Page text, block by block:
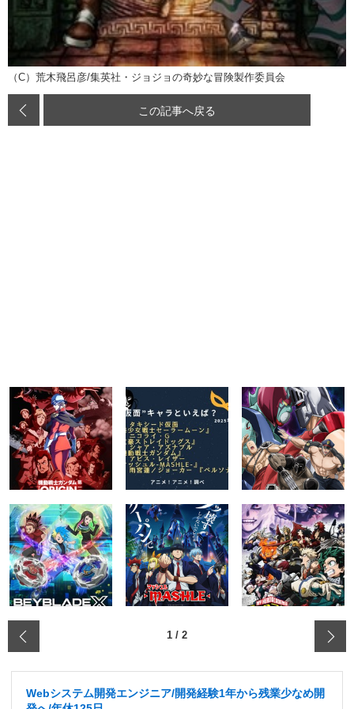
（C）荒木飛呂彦/集英社・ジョジョの奇妙な冒険製作委員会
この記事へ戻る
1 / 2
Webシステム開発エンジニア/開発経験1年から残業少なめ開